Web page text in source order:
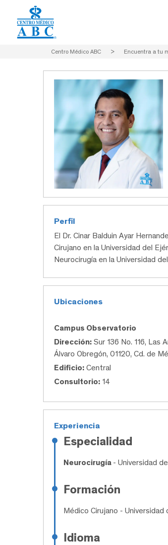
Centro Médico ABC > Encuentra a tu
Perfil
El Dr. Cinar Balduin Ayar
Cirujano en la Universidad del
Neurocirugía en la Universidad
Ubicaciones
Campus Observatorio
Dirección: Sur 136 No. 116, Las
Álvaro Obregón, 01120, Cd. de
Edificio: Central
Consultorio: 14
Experiencia
Especialidad
Neurocirugía - Universidad
Formación
Médico Cirujano - Universidad
Idioma